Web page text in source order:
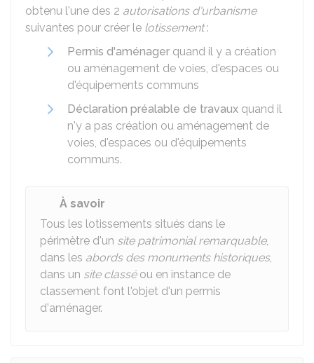
obtenu l'une des 2 autorisations d'urbanisme
suivantes pour créer le lotissement:
Permis d'aménager quand il y a création
ou aménagement de voies, d'espaces ou
d'équipements communs
Déclaration préalable de travaux quand il
n'y a pas création ou aménagement de
voies, d'espaces ou d'équipements
communs.
À savoir
Tous les lotissements situés dans le
périmètre d'un site patrimonial remarquable,
dans les abords des monuments historiques,
dans un site classéou en instance de
classement font l'objet d'un permis
d'aménager.